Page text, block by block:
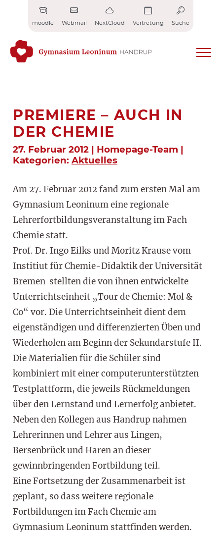
moodle Webmail NextCloud Vertretung Suche
PREMIERE – AUCH IN
DER CHEMIE
27. Februar 2012 | Homepage-Team |
Kategorien: Aktuelles
Am 27. Februar 2012 fand zum ersten Mal am
Gymnasium Leoninum eine regionale
Lehrerfortbildungsveranstaltung im Fach
Chemie statt.
Prof. Dr. Ingo Eilks und Moritz Krause vom
Institiut für Chemie-Didaktik der Universität
Bremen stellten die von ihnen entwickelte
Unterrichtseinheit „Tour de Chemie: Mol &
Co“ vor. Die Unterrichtseinheit dient dem
eigenständigen und differenzierten Üben und
Wiederholen am Beginn der Sekundarstufe II.
Die Materialien für die Schüler sind
kombiniert mit einer computerunterstützten
Testplattform, die jeweils Rückmeldungen
über den Lernstand und Lernerfolg anbietet.
Neben den Kollegen aus Handrup nahmen
Lehrerinnen und Lehrer aus Lingen,
Bersenbrück und Haren an dieser
gewinnbringenden Fortbildung teil.
Eine Fortsetzung der Zusammenarbeit ist
geplant, so dass weitere regionale
Fortbildungen im Fach Chemie am
Gymnasium Leoninum stattfinden werden.